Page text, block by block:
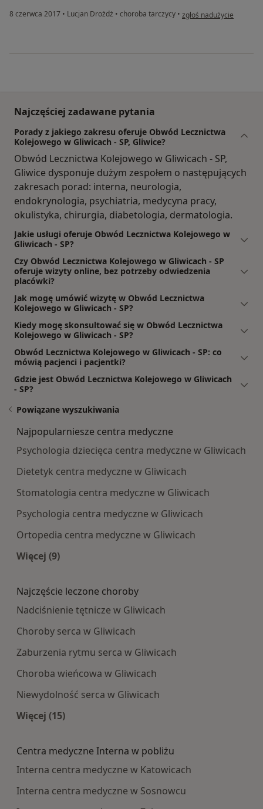
8 czerwca 2017 • Lucjan Drożdż • choroba tarczycy • w opinii użytkownika
zgłoś nadużycie
Najczęściej zadawane pytania
Porady z jakiego zakresu oferuje Obwód Lecznictwa
Kolejowego w Gliwicach - SP, Gliwice?
Obwód Lecznictwa Kolejowego w Gliwicach - SP,
Gliwice dysponuje dużym zespołem o następujących
zakresach porad: interna, neurologia,
endokrynologia, psychiatria, medycyna pracy,
okulistyka, chirurgia, diabetologia, dermatologia.
Jakie usługi oferuje Obwód Lecznictwa Kolejowego w
Gliwicach - SP?
Czy Obwód Lecznictwa Kolejowego w Gliwicach - SP
oferuje wizyty online, bez potrzeby odwiedzenia
placówki?
Jak mogę umówić wizytę w Obwód Lecznictwa
Kolejowego w Gliwicach - SP?
Kiedy mogę skonsultować się w Obwód Lecznictwa
Kolejowego w Gliwicach - SP?
Obwód Lecznictwa Kolejowego w Gliwicach - SP: co
mówią pacjenci i pacjentki?
Gdzie jest Obwód Lecznictwa Kolejowego w Gliwicach
- SP?
Powiązane wyszukiwania
Najpopularniesze centra medyczne
Psychologia dziecięca centra medyczne w Gliwicach
Dietetyk centra medyczne w Gliwicach
Stomatologia centra medyczne w Gliwicach
Psychologia centra medyczne w Gliwicach
Ortopedia centra medyczne w Gliwicach
Więcej (9)
Najczęście leczone choroby
Nadciśnienie tętnicze w Gliwicach
Choroby serca w Gliwicach
Zaburzenia rytmu serca w Gliwicach
Choroba wieńcowa w Gliwicach
Niewydolność serca w Gliwicach
Więcej (15)
Centra medyczne Interna w pobliżu
Interna centra medyczne w Katowicach
Interna centra medyczne w Sosnowcu